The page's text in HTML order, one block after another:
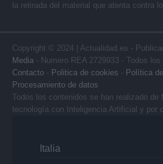
la retirada del material que atenta contra
Copyright © 2024 | Actualidad.es -
Media - Numero REA 2729933 - Todos
Contacto - Politica de cookies - Política
Procesamiento de datos
Todos los contenidos se han realizado de
tecnología con Inteligencia Artificial y por
Italia